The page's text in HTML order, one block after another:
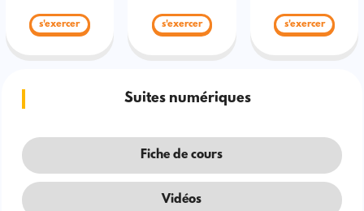
s'exercer s'exercer s'exercer
Suites numériques
Fiche de cours
Vidéos